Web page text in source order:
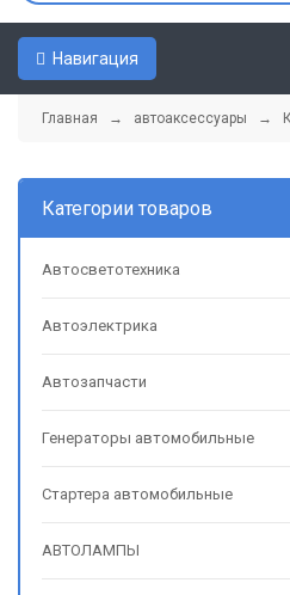
Навигация
Главная → автоаксессуары →
Категории товаров
Автосветотехника
Автоэлектрика
Автозапчасти
Генераторы автомобильные
Стартера автомобильные
АВТОЛАМПЫ